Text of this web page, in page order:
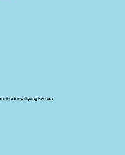
Ihre Einwilligung können